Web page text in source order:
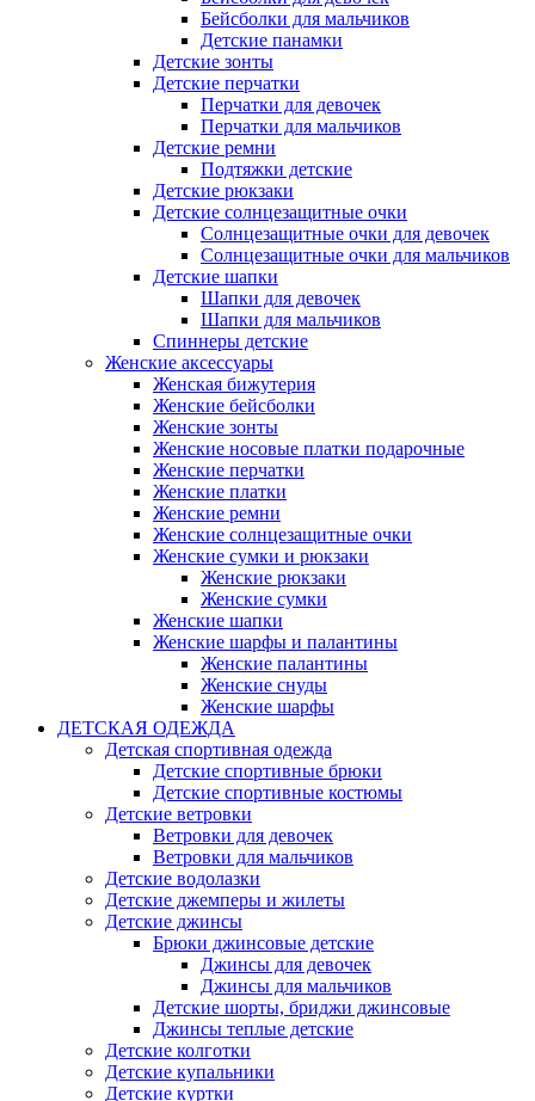
Бейсболки для мальчиков
Детские панамки
Детские зонты
Детские перчатки
Перчатки для девочек
Перчатки для мальчиков
Детские ремни
Подтяжки детские
Детские рюкзаки
Детские солнцезащитные очки
Солнцезащитные очки для девочек
Солнцезащитные очки для мальчиков
Детские шапки
Шапки для девочек
Шапки для мальчиков
Спиннеры детские
Женские аксессуары
Женская бижутерия
Женские бейсболки
Женские зонты
Женские носовые платки подарочные
Женские перчатки
Женские платки
Женские ремни
Женские солнцезащитные очки
Женские сумки и рюкзаки
Женские рюкзаки
Женские сумки
Женские шапки
Женские шарфы и палантины
Женские палантины
Женские снуды
Женские шарфы
ДЕТСКАЯ ОДЕЖДА
Детская спортивная одежда
Детские спортивные брюки
Детские спортивные костюмы
Детские ветровки
Ветровки для девочек
Ветровки для мальчиков
Детские водолазки
Детские джемперы и жилеты
Детские джинсы
Брюки джинсовые детские
Джинсы для девочек
Джинсы для мальчиков
Детские шорты, бриджи джинсовые
Джинсы теплые детские
Детские колготки
Детские купальники
Детские куртки